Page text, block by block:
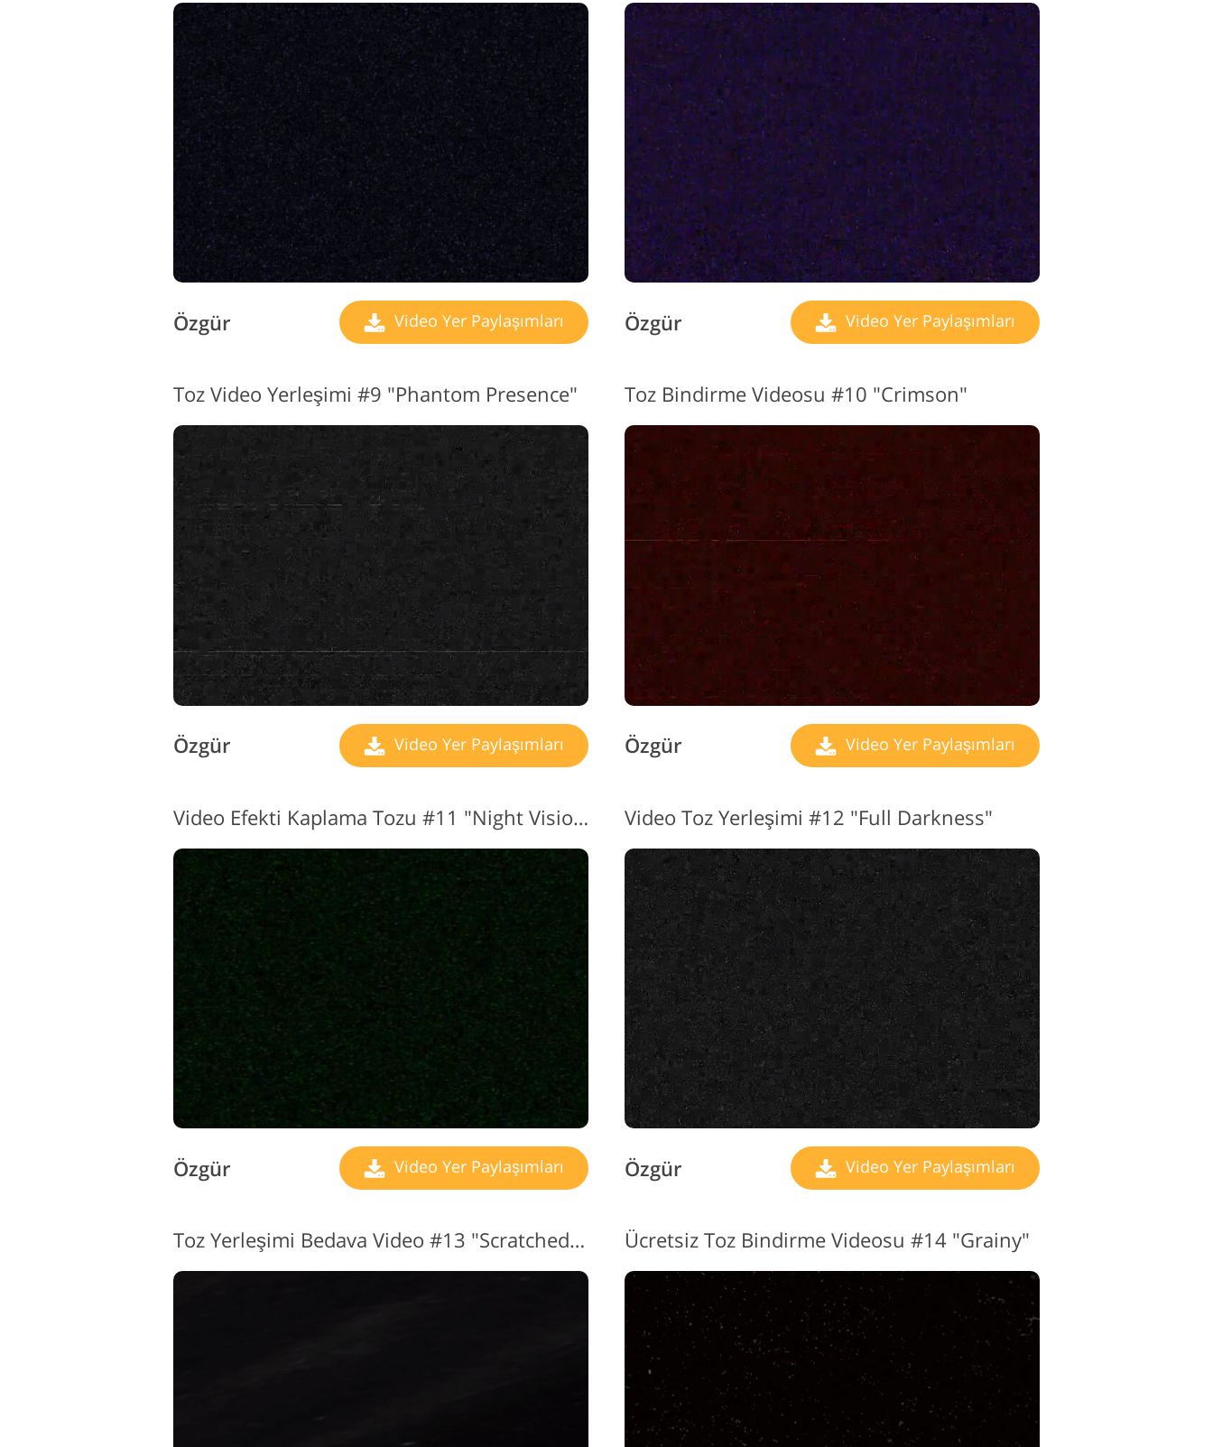
Özgür Video Yer Paylaşımları Özgür Video Yer Paylaşımları
Toz Video Yerleşimi #9 "Phantom Presence"
Özgür Video Yer Paylaşımları
Toz Bindirme Videosu #10 "Crimson"
Özgür Video Yer Paylaşımları
Video Efekti Kaplama Tozu #11 "Night Vision"
Özgür Video Yer Paylaşımları
Video Toz Yerleşimi #12 "Full Darkness"
Özgür Video Yer Paylaşımları
Toz Yerleşimi Bedava Video #13 "Scratched Film" Ücretsiz Toz Bindirme Videosu #14 "Grainy"